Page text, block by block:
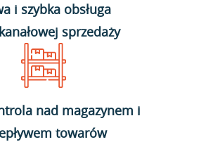
i szybka obsługa
sprzedaży
nad magazynem i
towarów